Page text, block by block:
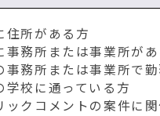
住所がある方
事務所または事業所が
事務所または事業所で
学校に通っている方
ックコメントの案件に